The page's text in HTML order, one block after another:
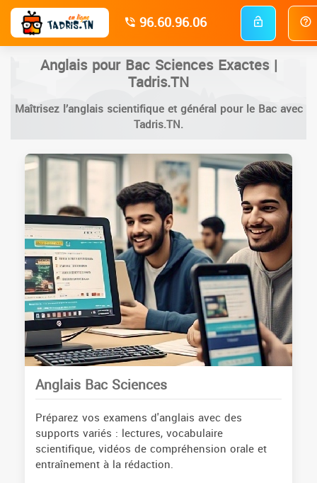
96.60.96.06
Anglais pour Bac Sciences Exactes |
Tadris.TN
Maîtrisez l’anglais scientifique et général pour le Bac avec
Tadris.TN.
Anglais Bac Sciences
Préparez vos examens d'anglais avec des
supports variés : lectures, vocabulaire
scientifique, vidéos de compréhension orale et
entraînement à la rédaction.